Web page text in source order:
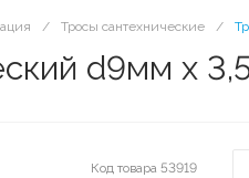
/ Тросы сантехнические /
d9мм х
Код товара 53919